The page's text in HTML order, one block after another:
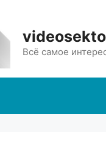
Всё самое